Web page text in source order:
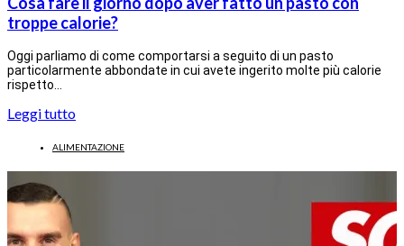
troppe calorie?
Oggi parliamo di come comportarsi a seguito di un pasto
particolarmente abbondate in cui avete ingerito molte più calorie
rispetto…
Leggi tutto
ALIMENTAZIONE